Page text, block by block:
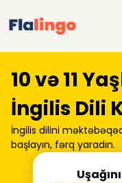
10 və 11
İngilis Dili
İngilis dilini
başlayın, fərq yaradın.